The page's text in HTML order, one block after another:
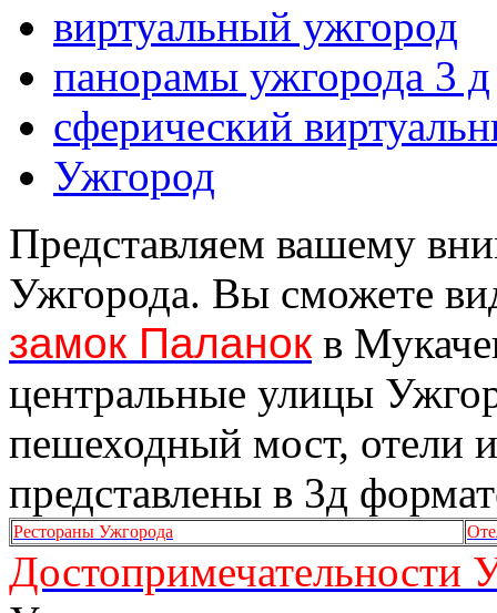
виртуальный ужгород
панорамы ужгорода 3 д
сферический
Ужгород
Представляем вашему
Ужгорода. Вы сможете
замок Паланок в
центральные улицы
пешеходный мост, отели
представлены в 3д
Рестораны Ужгорода
Достопримечательности